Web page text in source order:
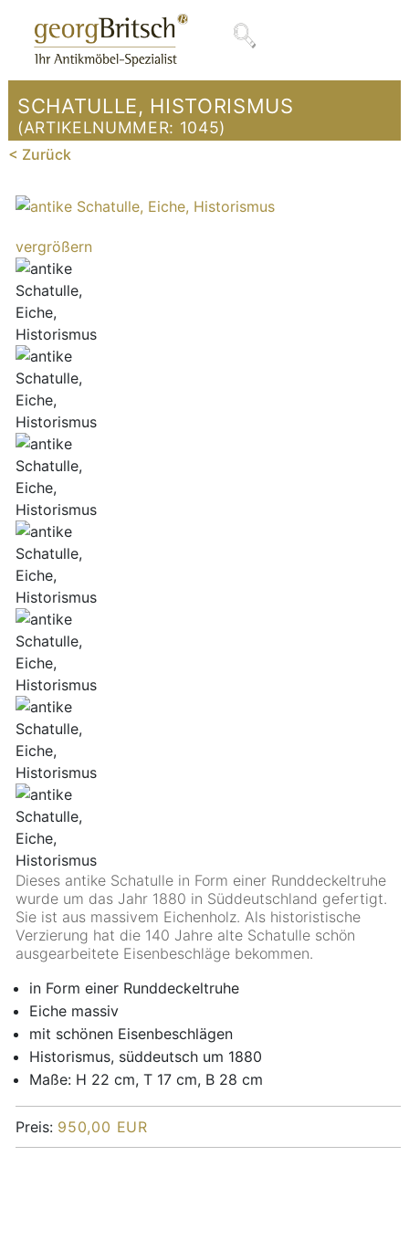
SCHATULLE, HISTORISMUS
(ARTIKELNUMMER: 1045)
< Zurück
vergrößern
Dieses antike Schatulle in Form einer Runddeckeltruhe
wurde um das Jahr 1880 in Süddeutschland gefertigt.
Sie ist aus massivem Eichenholz. Als historistische
Verzierung hat die 140 Jahre alte Schatulle schön
ausgearbeitete Eisenbeschläge bekommen.
in Form einer Runddeckeltruhe
Eiche massiv
mit schönen Eisenbeschlägen
Historismus, süddeutsch um 1880
Maße: H 22 cm, T 17 cm, B 28 cm
Preis: 950,00 EUR